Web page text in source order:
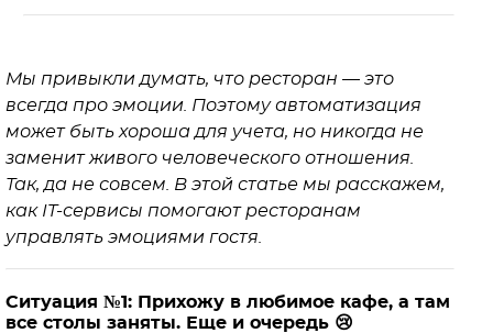
Мы привыкли думать, что ресторан — это
всегда про эмоции. Поэтому автоматизация
может быть хороша для учета, но никогда не
заменит живого человеческого отношения.
Так, да не совсем. В этой статье мы расскажем,
как IT-сервисы помогают ресторанам
управлять эмоциями гостя.
Ситуация №1: Прихожу в любимое кафе, а там
все столы заняты. Еще и очередь 😢